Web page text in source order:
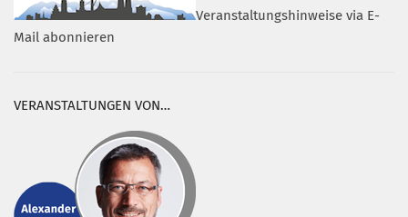
Veranstaltungshinweise via E-
Mail abonnieren
VERANSTALTUNGEN VON…